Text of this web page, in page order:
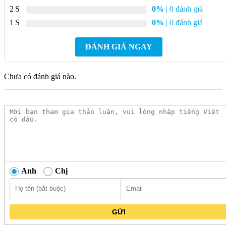
Khả năng chịu nhiệt
Cao
Bảo hành 5 năm
Mô tả chi tiết Chậu Rửa Chén HAFELE
HS-GDD11650 570.35.370 Đá Màu Đen
Plus, với thành phần chính là 80% thạch anh tự nhiên, mang
đến độ bền bỉ ấn tượng, khả năng chịu lực và chống va đập tốt,
hạn chế trầy xước hiệu quả.
Không chỉ bền, chậu rửa chén Hafele còn rất dễ dàng vệ sinh
nhờ bề mặt mịn, kháng bụi và chống bám bẩn. Bạn sẽ không
còn lo lắng về việc thực phẩm để lại vết ố màu khó chịu, giữ
2 0% | 0 đánh giá
1
0% | 0 đánh giá
ĐÁNH GIÁ NGAY
Chưa có đánh giá nào.
Anh Chị
GỬI